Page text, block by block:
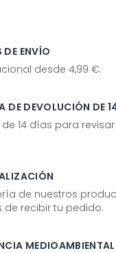
ENVÍO
desde 4,99 €.
DE DEVOLUCIÓN DE
de 14 días para
de nuestros
de recibir tu pedido.
MEDIOAMBIENTAL